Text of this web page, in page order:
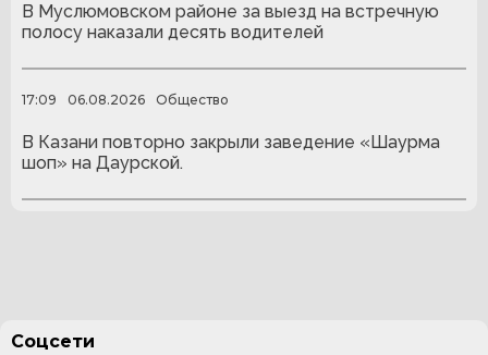
В Муслюмовском районе за выезд на встречную
полосу наказали десять водителей
17:09 06.08.2026 Общество
В Казани повторно закрыли заведение «Шаурма
шоп» на Даурской.
Соцсети